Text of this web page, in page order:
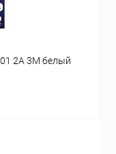
2А 3M белый